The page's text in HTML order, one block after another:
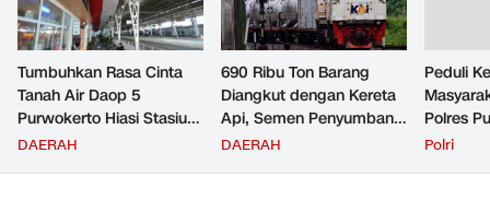
Tumbuhkan Rasa Cinta
Tanah Air Daop 5
Purwokerto Hiasi Stasiun
dengan Ornamen
DAERAH
690 Ribu Ton Barang
Diangkut dengan Kereta
Api, Semen Penyumbang
Volume Terbesar
DAERAH
Peduli
Polres
Jemput
Polri